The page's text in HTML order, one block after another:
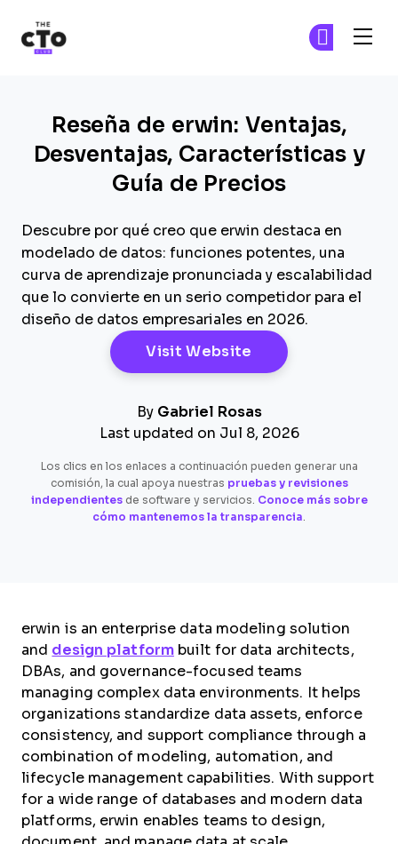
Reseña de erwin: Ventajas,
Desventajas, Características y
Guía de Precios
Descubre por qué creo que erwin destaca en
modelado de datos: funciones potentes, una
curva de aprendizaje pronunciada y escalabilidad
que lo convierte en un serio competidor para el
diseño de datos empresariales en 2026.
Visit Website Opens New
By Gabriel Rosas
Last updated on Jul 8, 2026
Los clics en los enlaces a continuación pueden generar una
comisión, la cual apoya nuestras pruebas y revisiones
independientesde software y servicios. Conoce más sobre
cómo mantenemos la transparencia.
erwin is an enterprise data modeling solution
and design platformbuilt for data architects,
DBAs, and governance-focused teams
managing complex data environments. It helps
organizations standardize data assets, enforce
consistency, and support compliance through a
combination of modeling, automation, and
lifecycle management capabilities. With support
for a wide range of databases and modern data
platforms, erwin enables teams to design,